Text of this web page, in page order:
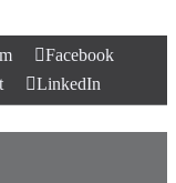
Facebook
LinkedIn